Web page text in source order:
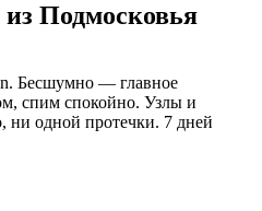
Подмосковья
Бесшумно — главное
спим спокойно. Узлы и
ни одной протечки. 7 дней